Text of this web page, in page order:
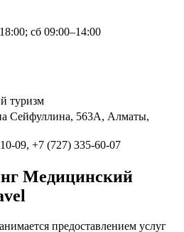
сб 09:00–14:00
туризм
Сейфуллина, 563А, Алматы,
09, +7 (727) 335-60-07
Медицинский
предоставлением услуг